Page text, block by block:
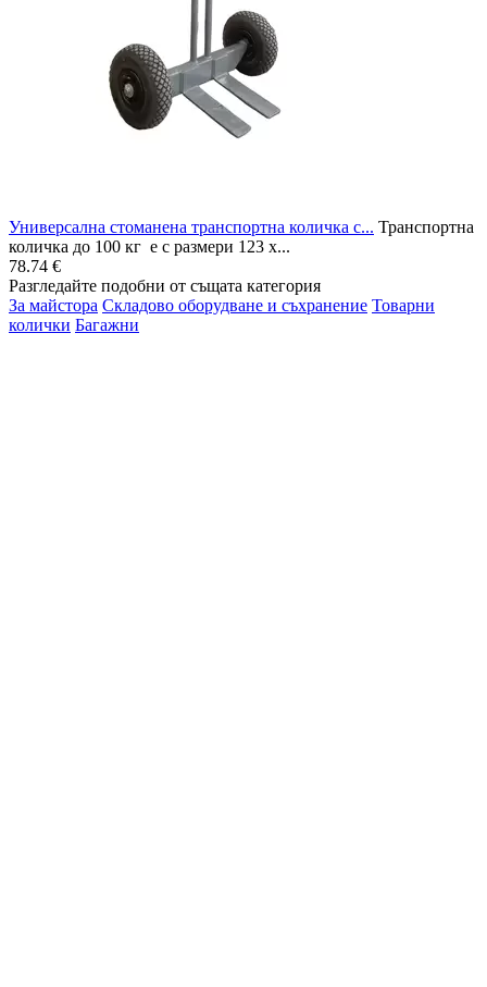
Универсална стоманена транспортна количка с... Транспортна
количка до 100 кг е с размери 123 х...
78.74 €
Разгледайте подобни от същата категория
За майстора Складово оборудване и съхранение Товарни
колички Багажни